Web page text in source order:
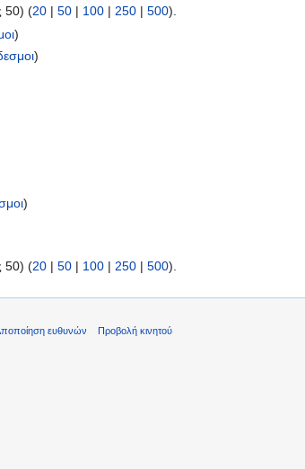
50) (20 | 50 | 100 | 250 | 500).
)
)
)
50) (20 | 50 | 100 | 250 | 500).
ευθυνών Προβολή κινητού